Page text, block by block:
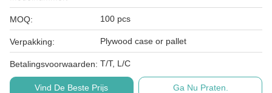
MOQ: 100 pcs
Verpakking: Plywood case or pallet
Betalingsvoorwaarden: T/T, L/C
Vind De Beste Prijs Ga Nu Praten.